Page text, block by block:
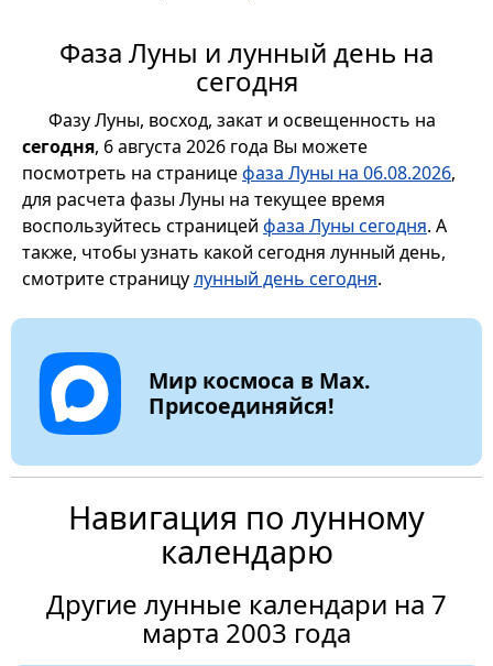
Фаза Луны и лунный день на
сегодня
Фазу Луны, восход, закат и освещенность на
сегодня, 6 августа 2026 года Вы можете
посмотреть на страницефаза Луны на 06.08.2026,
для расчета фазы Луны на текущее время
воспользуйтесь страницей фаза Луны сегодня. А
также, чтобы узнать какой сегодня лунный день,
смотрите страницулунный день сегодня.
Мир космоса в Max.
Присоединяйся!
Навигация по лунному
календарю
Другие лунные календари на 7
марта 2003 года